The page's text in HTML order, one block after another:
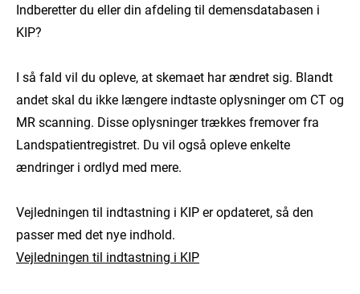
Indberetter du eller din afdeling til demensdatabasen i
KIP?
I så fald vil du opleve, at skemaet har ændret sig. Blandt
andet skal du ikke længere indtaste oplysninger om CT og
MR scanning. Disse oplysninger trækkes fremover fra
Landspatientregistret. Du vil også opleve enkelte
ændringer i ordlyd med mere.
Vejledningen til indtastning i KIP er opdateret, så den
passer med det nye indhold.
Vejledningen til indtastning i KIP